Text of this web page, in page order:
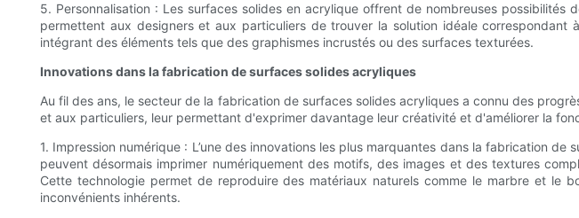
5. Personnalisation : Les surfaces solides en acrylique offrent de nombreuses
permettent aux designers et aux particuliers de trouver la solution idéale
intégrant des éléments tels que des graphismes incrustés ou des surfaces texturées.
Innovations dans la fabrication de surfaces solides acryliques
Au fil des ans, le secteur de la fabrication de surfaces solides acryliques a connu des
et aux particuliers, leur permettant d'exprimer davantage leur créativité et d'améliorer la
1. Impression numérique : L’une des innovations les plus marquantes dans la fabrication
peuvent désormais imprimer numériquement des motifs, des images et des textures
Cette technologie permet de reproduire des matériaux naturels comme le marbre et le
inconvénients inhérents.